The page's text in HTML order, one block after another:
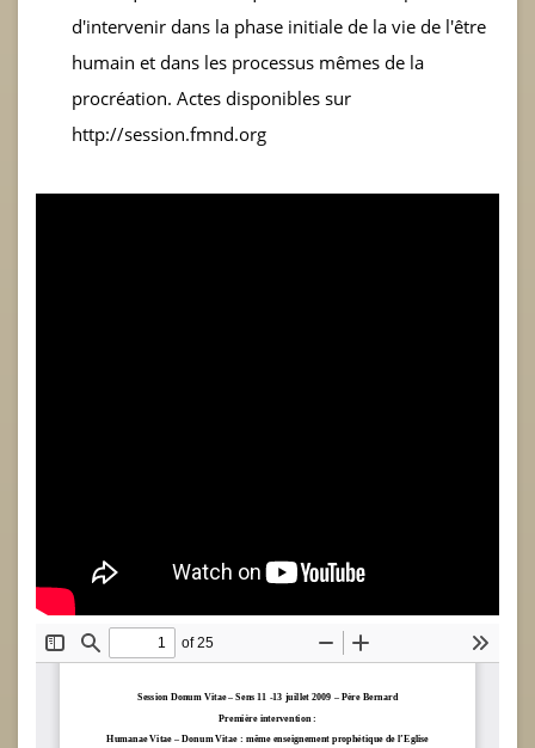
d'intervenir dans la phase initiale de la vie de l'être
humain et dans les processus mêmes de la
procréation. Actes disponibles sur
http://session.fmnd.org